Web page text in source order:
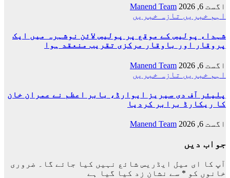
اگست 6, 2026
Manend Team
اہم خبریں تازہ خبریں
شہداء پولیس کے موقع پر پولیس لائن نوشہرہ میں ایک
پروقار اور باوقار مرکزی تقریب منعقد ہوا
اگست 6, 2026
Manend Team
اہم خبریں تازہ خبریں
پلیئر آف دی سیریز ایوارڈ، بابر اعظم نے عمران خان
کا ریکارڈ برابر کردیا
اگست 6, 2026 Manend Team
جواب دیں
آپ کا ای میل ایڈریس شائع نہیں کیا جائے گا۔
ضروری
خانوں کو * سے نشان زد کیا گیا ہے